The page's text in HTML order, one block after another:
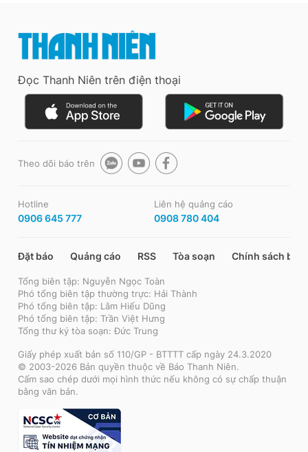
Đọc Thanh Niên trên điện thoại
Theo dõi báo trên
Hotline
0906 645 777
Liên hệ quảng cáo
0908 780 404
Đặt báo Quảng cáo RSS Tòa soạn Chính sách bảo
Tổng biên tập: Nguyễn Ngọc Toàn
Phó tổng biên tập thường trực: Hải Thành
Phó tổng biên tập: Lâm Hiếu Dũng
Phó tổng biên tập: Trần Việt Hưng
Tổng thư ký tòa soạn: Đức Trung
Giấy phép xuất bản số 110/GP - BTTTT cấp ngày 24.3.2020
© 2003-2026 Bản quyền thuộc về Báo Thanh Niên.
Cấm sao chép dưới mọi hình thức nếu không có sự chấp thuận
bằng văn bản.